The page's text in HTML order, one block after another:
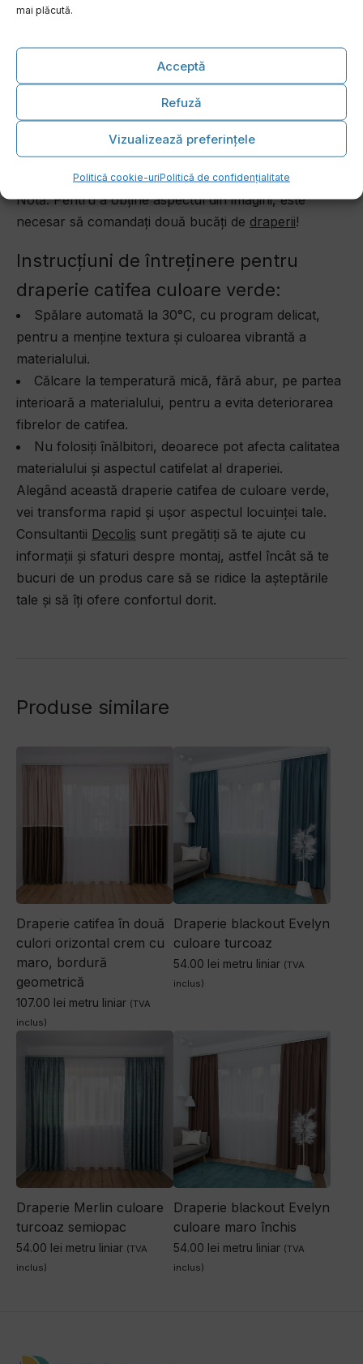
mai plăcută.
Acceptă
Refuză
Vizualizează preferințele
Politică cookie-uriPolitică de confidențialitate
încăperi.
Izolare termică și fonică:Datorită densității mari,
draperia ajută la menținerea unei temperaturi optime
și reduce zgomotul exterior.
Plisare spectaculoasă:Formează falduri bogate
care își păstrează bine forma, adăugând un aspect
îngrijit și ordonat.
Notă: Pentru a obține aspectul din imagini, este
necesar să comandați două bucăți de draperii!
Instrucțiuni de întreținere pentru
draperie catifea culoare verde:
Spălare automată la 30°C, cu program delicat,
pentru a menține textura și culoarea vibrantă a
materialului.
Călcare la temperatură mică, fără abur, pe partea
interioară a materialului, pentru a evita deteriorarea
fibrelor de catifea.
Nu folosiți înălbitori, deoarece pot afecta calitatea
materialului și aspectul catifelat al draperiei.
Alegând această draperie catifea de culoare verde,
vei transforma rapid și ușor aspectul locuinței tale.
Consultantii Decolis sunt pregătiți să te ajute cu
informații și sfaturi despre montaj, astfel încât să te
bucuri de un produs care să se ridice la așteptările
tale și să îți ofere confortul dorit.
Produse similare
Draperie catifea în două
culori orizontal crem cu
maro, bordură
geometrică
107.00 lei metru liniar (TVA
inclus)
Draperie blackout Evelyn
culoare turcoaz
54.00 lei metru liniar (TVA
inclus)
Draperie Merlin culoare
turcoaz semiopac
54.00 lei metru liniar (TVA
inclus)
Draperie blackout Evelyn
culoare maro închis
54.00 lei metru liniar (TVA
inclus)